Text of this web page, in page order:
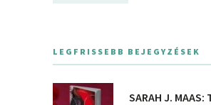
LEGFRISSEBB BEJEGYZÉSEK
SARAH J. MAAS: